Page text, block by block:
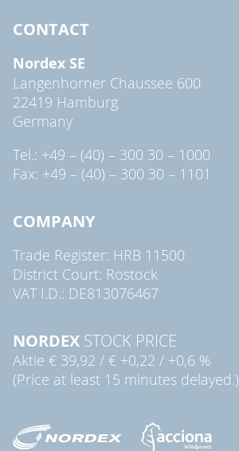
CONTACT
Nordex SE
Langenhorner Chaussee 600
22419 Hamburg
Germany
Tel.: +49 – (40) – 300 30 – 1000
Fax: +49 – (40) – 300 30 – 1101
COMPANY
Trade Register: HRB 11500
District Court: Rostock
VAT I.D.: DE813076467
NORDEX STOCK PRICE
Aktie € 39,92 / € +0,22 / +0,6 %
(Price at least 15 minutes delayed.)